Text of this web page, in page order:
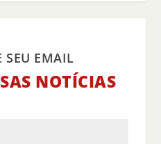
SEU EMAIL
NOTÍCIAS